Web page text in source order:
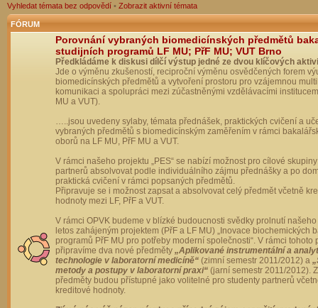
Vyhledat témata bez odpovědí • Zobrazit aktivní témata
FÓRUM
Porovnání vybraných biomedicínských předmětů
studijních programů LF MU; PřF MU; VUT Brno
Předkládáme k diskusi dílčí výstup jedné ze dvou klíčových
Jde o výměnu zkušeností, reciproční výměnu osvědčených forem
biomedicínských předmětů a vytvoření prostoru pro vzájemnou
komunikaci a spolupráci mezi zúčastněnými vzdělávacími
MU a VUT).
…..jsou uvedeny sylaby, témata přednášek, praktických cvičení a
vybraných předmětů s biomedicínským zaměřením v rámci
oborů na LF MU, PřF MU a VUT.
V rámci našeho projektu „PES“ se nabízí možnost pro cílové
partnerů absolvovat podle individuálního zájmu přednášky a po
praktická cvičení v rámci popsaných předmětů.
Připravuje se i možnost zapsat a absolvovat celý předmět včetně
hodnoty mezi LF, PřF a VUT.
V rámci OPVK budeme v blízké budoucnosti svědky prolnutí
letos zahájeným projektem (PřF a LF MU) „Inovace biochemických
programů PřF MU pro potřeby moderní společnosti“. V rámci tohoto
připravíme dva nové předměty „Aplikované instrumentální a
technologie v laboratorní medicíně“ (zimní semestr 2011/2012) a
metody a postupy v laboratorní praxi“ (jarní semestr 2011/2012).
předměty budou přístupné jako volitelné pro studenty partnerů
kreditové hodnoty.